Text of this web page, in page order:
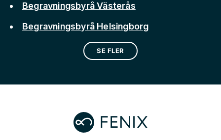
Begravningsbyrå Västerås
Begravningsbyrå Helsingborg
SE FLER